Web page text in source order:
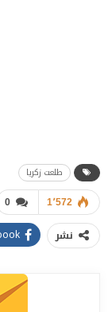
طلعت زكريا
0 1٬572
نشر